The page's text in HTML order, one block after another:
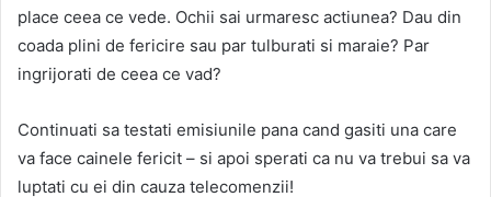
place ceea ce vede. Ochii sai urmaresc actiunea? Dau din
coada plini de fericire sau par tulburati si maraie? Par
ingrijorati de ceea ce vad?
Continuati sa testati emisiunile pana cand gasiti una care
va face cainele fericit – si apoi sperati ca nu va trebui sa va
luptati cu ei din cauza telecomenzii!